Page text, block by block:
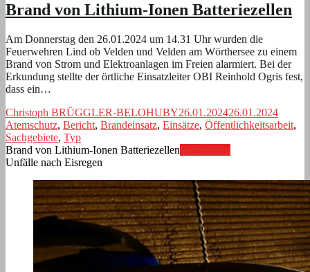
Brand von Lithium-Ionen Batteriezellen
Am Donnerstag den 26.01.2024 um 14.31 Uhr wurden die
Feuerwehren Lind ob Velden und Velden am Wörthersee zu einem
Brand von Strom und Elektroanlagen im Freien alarmiert. Bei der
Erkundung stellte der örtliche Einsatzleiter OBI Reinhold Ogris fest,
dass ein…
Christoph BRÜGGLER-BELOHUBY26.01.202426.01.2024
Atemschutz, Bericht, Brandeinsatz, Einsätze, Öffentlichkeitsarbeit,
Sachgebiete, Typ
Brand von Lithium-Ionen Batteriezellen
Unfälle nach Eisregen